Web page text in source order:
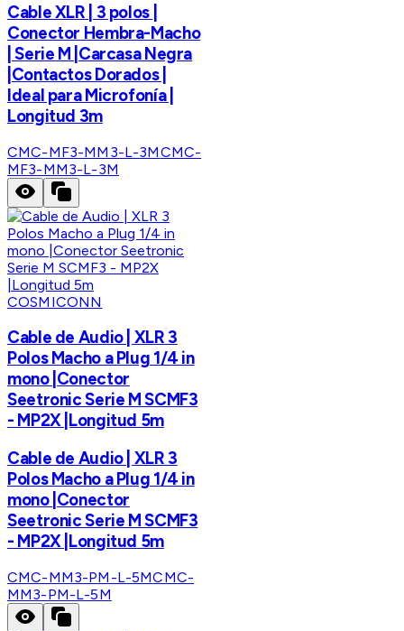
Cable XLR | 3 polos |
Conector Hembra-Macho
| Serie M |Carcasa Negra
|Contactos Dorados |
Ideal para Microfonía |
Longitud 3m
CMC-MF3-MM3-L-3MCMC-
MF3-MM3-L-3M
COSMICONN
Cable de Audio | XLR 3
Polos Macho a Plug 1/4 in
mono |Conector
Seetronic Serie M SCMF3
- MP2X |Longitud 5m
Cable de Audio | XLR 3
Polos Macho a Plug 1/4 in
mono |Conector
Seetronic Serie M SCMF3
- MP2X |Longitud 5m
CMC-MM3-PM-L-5MCMC-
MM3-PM-L-5M